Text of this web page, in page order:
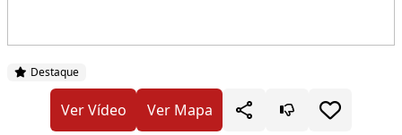
Destaque
Ver Vídeo
Ver Mapa